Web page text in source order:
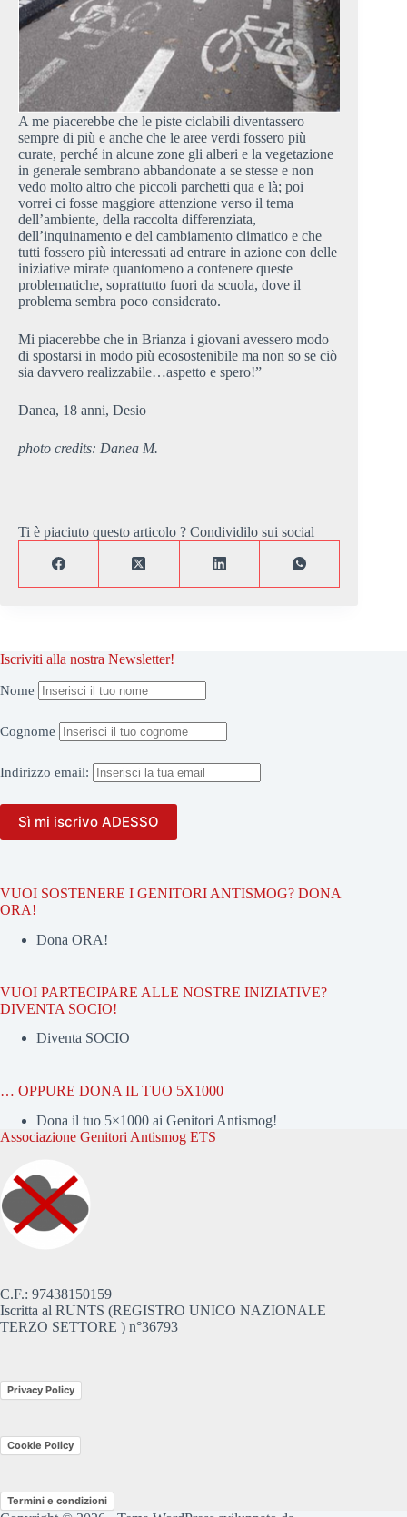
A me piacerebbe che le piste ciclabili diventassero
sempre di più e anche che le aree verdi fossero più
curate, perché in alcune zone gli alberi e la vegetazione
in generale sembrano abbandonate a se stesse e non
vedo molto altro che piccoli parchetti qua e là; poi
vorrei ci fosse maggiore attenzione verso il tema
dell’ambiente, della raccolta differenziata,
dell’inquinamento e del cambiamento climatico e che
tutti fossero più interessati ad entrare in azione con delle
iniziative mirate quantomeno a contenere queste
problematiche, soprattutto fuori da scuola, dove il
problema sembra poco considerato.
Mi piacerebbe che in Brianza i giovani avessero modo
di spostarsi in modo più ecosostenibile ma non so se ciò
sia davvero realizzabile…aspetto e spero!”
Danea, 18 anni, Desio
photo credits: Danea M.
Ti è piaciuto questo articolo ? Condividilo sui social
Iscriviti alla nostra Newsletter!
Nome
Cognome
Indirizzo email:
VUOI SOSTENERE I GENITORI ANTISMOG? DONA
ORA!
Dona ORA!
VUOI PARTECIPARE ALLE NOSTRE INIZIATIVE?
DIVENTA SOCIO!
Diventa SOCIO
… OPPURE DONA IL TUO 5X1000
Dona il tuo 5×1000 ai Genitori Antismog!
Associazione Genitori Antismog ETS
C.F.: 97438150159
Iscritta al RUNTS (REGISTRO UNICO NAZIONALE
TERZO SETTORE ) n°36793
Privacy Policy
Cookie Policy
Termini e condizioni